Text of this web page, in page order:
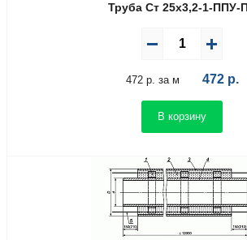
Труба Ст 25х3,2-1-ППУ-
472 р. за м 472р.
В корзину